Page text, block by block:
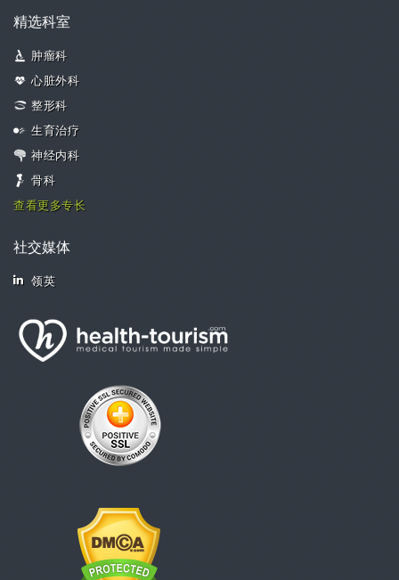
精选科室
肿瘤科
心脏外科
整形科
生育治疗
神经内科
骨科
查看更多专长
社交媒体
领英